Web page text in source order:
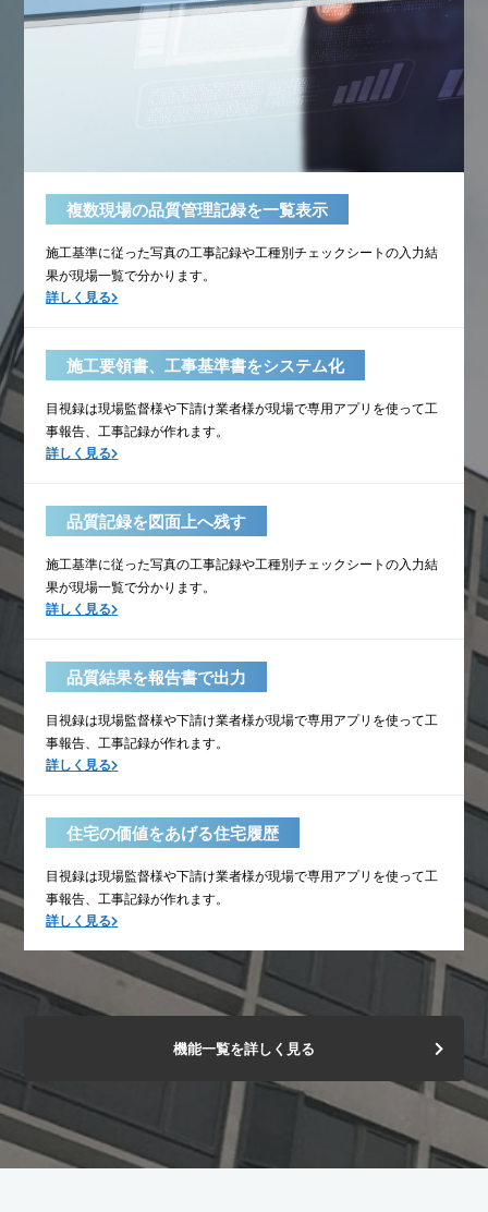
複数現場の品質管理記録を一覧表示
施工基準に従った写真の工事記録や工種別チェックシートの入力結
果が現場一覧で分かります。
詳しく見る
施工要領書、工事基準書をシステム化
目視録は現場監督様や下請け業者様が現場で専用アプリを使って工
事報告、工事記録が作れます。
詳しく見る
品質記録を図面上へ残す
施工基準に従った写真の工事記録や工種別チェックシートの入力結
果が現場一覧で分かります。
詳しく見る
品質結果を報告書で出力
目視録は現場監督様や下請け業者様が現場で専用アプリを使って工
事報告、工事記録が作れます。
詳しく見る
住宅の価値をあげる住宅履歴
目視録は現場監督様や下請け業者様が現場で専用アプリを使って工
事報告、工事記録が作れます。
詳しく見る
機能一覧を詳しく見る